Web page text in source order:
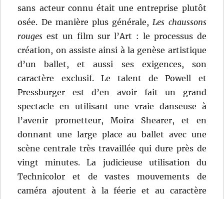
sans acteur connu était une entreprise plutôt
osée. De manière plus générale,Les chaussons
rouges est un film sur l’Art : le processus de
création, on assiste ainsi à la genèse artistique
d’un ballet, et aussi ses exigences, son
caractère exclusif. Le talent de Powell et
Pressburger est d’en avoir fait un grand
spectacle en utilisant une vraie danseuse à
l’avenir prometteur, Moira Shearer, et en
donnant une large place au ballet avec une
scène centrale très travaillée qui dure près de
vingt minutes. La judicieuse utilisation du
Technicolor et de vastes mouvements de
caméra ajoutent à la féerie et au caractère